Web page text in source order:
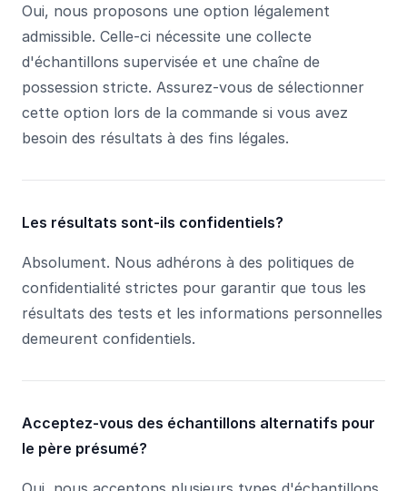
Oui, nous proposons une option légalement
admissible. Celle-ci nécessite une collecte
d'échantillons supervisée et une chaîne de
possession stricte. Assurez-vous de sélectionner
cette option lors de la commande si vous avez
besoin des résultats à des fins légales.
Les résultats sont-ils confidentiels?
Absolument. Nous adhérons à des politiques de
confidentialité strictes pour garantir que tous les
résultats des tests et les informations personnelles
demeurent confidentiels.
Acceptez-vous des échantillons alternatifs pour
le père présumé?